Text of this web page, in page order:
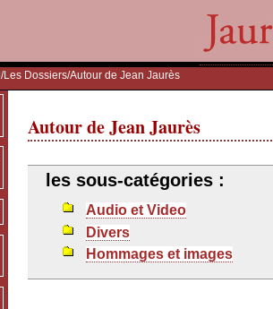
/Les Dossiers/Autour de Jean Jaurès
Autour de Jean Jaurès
les sous-catégories :
Audio et Video
Divers
Hommages et images